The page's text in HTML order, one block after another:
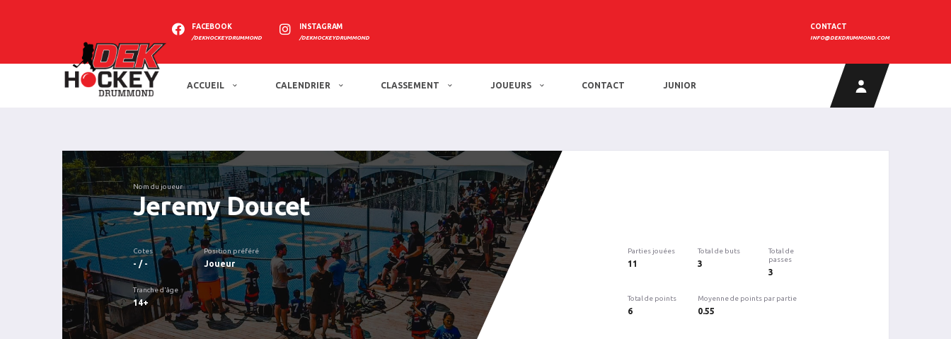
FACEBOOK
/DEKHOCKEYDRUMMOND
INSTAGRAM
/DEKHOCKEYDRUMMOND
CONTACT
INFO@DEKDRUMMOND.COM
ACCUEIL CALENDRIER CLASSEMENT JOUEURS CONTACT JUNIOR
Nom du joueur
Jeremy Doucet
Cotes
- / -
Position préféré
Joueur
Tranche d'âge
14+
Parties jouées
11
Total de buts
3
Total de
passes
3
Total de points
6
Moyenne de points par partie
0.55